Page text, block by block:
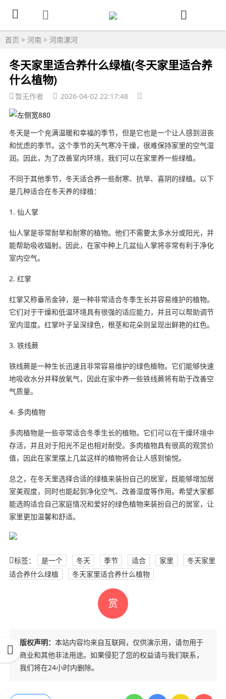
首页 > 河南 > 河南漯河
冬天家里适合养什么绿植(冬天家里适合养
什么植物)
暂无作者 2026-04-02 22:17:48
冬天是一个充满温暖和幸福的季节，但是它也是一个让人感到沮丧
和忧虑的季节。这个季节的天气寒冷干燥，很难保持家里的空气湿
润。因此，为了改善室内环境，我们可以在家里养一些绿植。
不同于其他季节，冬天适合养一些耐寒、抗旱、喜阴的绿植。以下
是几种适合在冬天养的绿植：
1. 仙人掌
仙人掌是非常耐旱和耐寒的植物。他们不需要太多水分或阳光，并
能帮助吸收辐射。因此，在家中种上几盆仙人掌将非常有利于净化
室内空气。
2. 红掌
红掌又称垂吊金钟，是一种非常适合冬季生长并容易维护的植物。
它们对于干燥和低温环境具有很强的适应能力，并且可以帮助调节
室内湿度。红掌叶子呈深绿色，根茎和花朵则呈现出鲜艳的红色。
3. 铁线蕨
铁线蕨是一种生长迅速且非常容易维护的绿色植物。它们能够快速
地吸收水分并释放氧气，因此在家中养一些铁线蕨将有助于改善空
气质量。
4. 多肉植物
多肉植物是一些非常适合冬季生长的植物。它们可以在干燥环境中
存活，并且对于阳光不足也相对耐受。多肉植物具有很高的观赏价
值，因此在家里摆上几盆这样的植物将会让人感到愉悦。
总之，在冬天里选择合适的绿植来装扮自己的居室，既能够增加居
室美观度，同时也能起到净化空气、改善湿度等作用。希望大家都
能选购适合自己家庭情况和爱好的绿色植物来装扮自己的居室，让
家里更加温馨和舒适。
标签： 是一个 冬天 季节 适合 家里
冬天家里
适合养什么绿植
冬天家里适合养什么植物
赏
版权声明： 本站内容均来自互联网，仅供演示用，请勿用于
商业和其他非法用途。如果侵犯了您的权益请与我们联系，
我们将在24小时内删除。